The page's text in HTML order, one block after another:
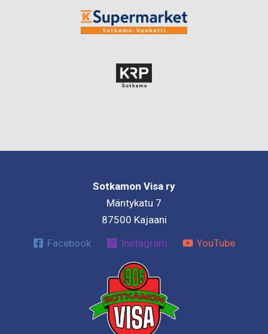
Sotkamon Visa ry
Mäntykatu 7
87500 Kajaani
Facebook
Instagram YouTube